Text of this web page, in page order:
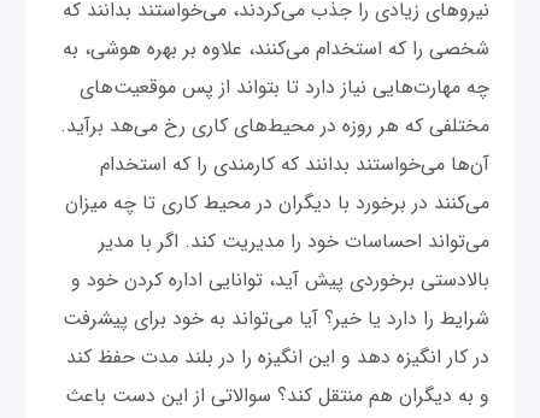
نیروهای زیادی را جذب می‌کردند، می‌خواستند بدانند که
شخصی را که استخدام می‌کنند، علاوه بر بهره هوشی، به
چه مهارت‌هایی نیاز دارد تا بتواند از پس موقعیت‌های
مختلفی که هر روزه در محیط‌های کاری رخ می‌هد برآید.
آن‌ها می‌خواستند بدانند که کارمندی را که استخدام
می‌کنند در برخورد با دیگران در محیط کاری تا چه میزان
می‌تواند احساسات خود را مدیریت کند. اگر با مدیر
بالادستی برخوردی پیش ‌آید، توانایی اداره کردن خود و
شرایط را دارد یا خیر؟ آیا می‌تواند به خود برای پیشرفت
در کار انگیزه دهد و این انگیزه را در بلند مدت حفظ کند
و به دیگران هم منتقل کند؟ سوالاتی از این دست باعث